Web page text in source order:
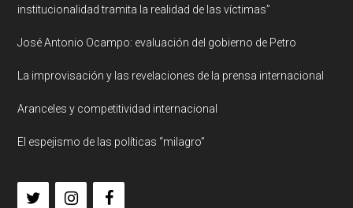
institucionalidad tramita la realidad de las víctimas”
José Antonio Ocampo: evaluación del gobierno de Petro
La improvisación y las revelaciones de la prensa internacional
Aranceles y competitividad internacional
El espejismo de las políticas “milagro”